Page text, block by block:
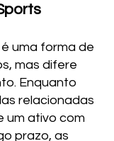
uma forma de
mas difere
Enquanto
relacionadas
um ativo com
prazo, as